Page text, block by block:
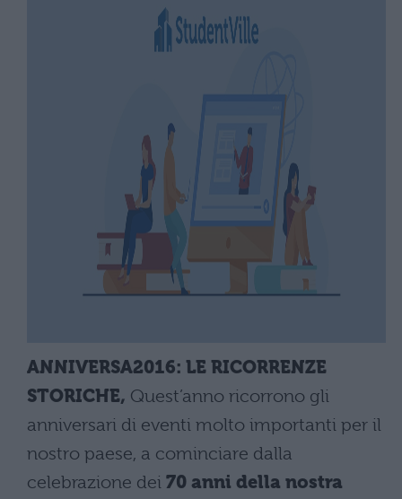
ANNIVERSA2016: LE RICORRENZE
STORICHE, Quest’anno ricorrono gli
anniversari di eventi molto importanti per il
nostro paese, a cominciare dalla
celebrazione dei 70 anni della nostra